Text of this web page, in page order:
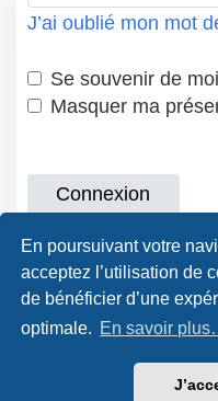
En poursuivant votre
acceptez l’utilisation de
de bénéficier d’une
optimale. En savoir
J’ai oublié mon mot
Se souvenir de moi
Masquer ma